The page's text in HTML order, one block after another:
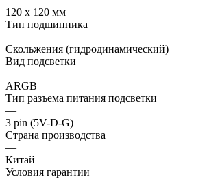
120 х 120 мм
Тип подшипника
—
Скольжения (гидродинамический)
Вид подсветки
—
ARGB
Тип разъема питания подсветки
—
3 pin (5V-D-G)
Страна производства
—
Китай
Условия гарантии